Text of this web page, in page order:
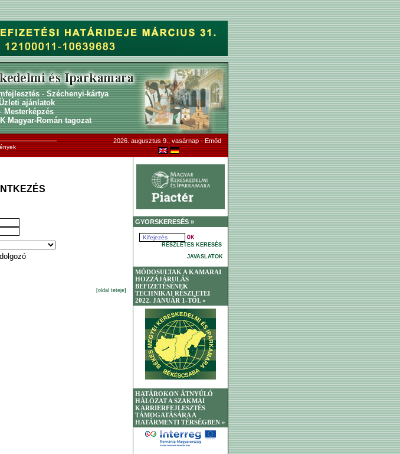
-Széchenyi-kártya
ajánlatok
Mesterképzés
Magyar-Román tagozat
2026. augusztus 9., vasárnap - Emőd
[oldal teteje]
GYORSKERESÉS »
RÉSZLETES KERESÉS
JAVASLATOK
MÓDOSULTAK A KAMARAI
HOZZÁJÁRULÁS
BEFIZETÉSÉNEK
TECHNIKAI RÉSZLETEI
2022. JANUÁR 1-TŐL »
HATÁROKON ÁTNYÚLÓ
HÁLÓZAT A SZAKMAI
KARRIERFEJLESZTÉS
TÁMOGATÁSÁRA A
HATÁRMENTI TÉRSÉGBEN »